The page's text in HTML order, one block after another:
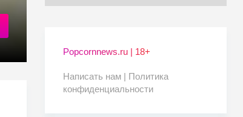
Popcornnews.ru | 18+
Написать нам | Политика
конфиденциальности